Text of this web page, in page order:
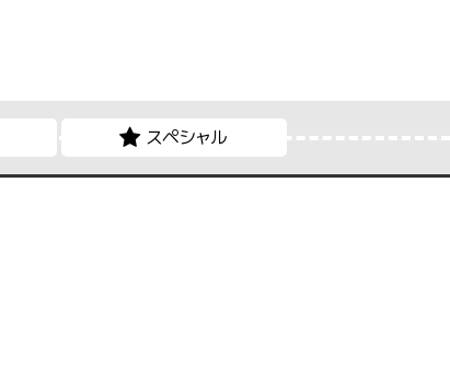
スペシャル